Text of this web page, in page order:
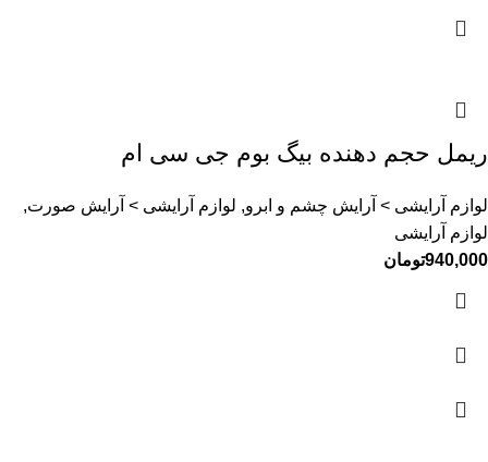
ریمل حجم دهنده بیگ بوم جی سی ام
لوازم آرایشی > آرایش چشم و ابرو, لوازم آرایشی > آرایش صورت,
لوازم آرایشی
940,000تومان